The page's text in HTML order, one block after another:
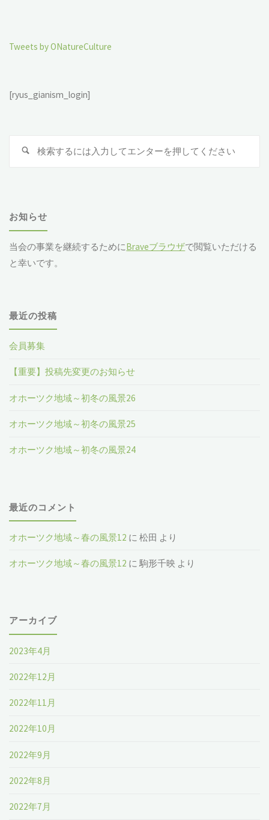
Tweets by ONatureCulture
[ryus_gianism_login]
お知らせ
当会の事業を継続するためにBraveブラウザで閲覧いただける
と幸いです。
最近の投稿
会員募集
【重要】投稿先変更のお知らせ
オホーツク地域～初冬の風景26
オホーツク地域～初冬の風景25
オホーツク地域～初冬の風景24
最近のコメント
オホーツク地域～春の風景12 に松田 より
オホーツク地域～春の風景12 に駒形千映 より
アーカイブ
2023年4月
2022年12月
2022年11月
2022年10月
2022年9月
2022年8月
2022年7月